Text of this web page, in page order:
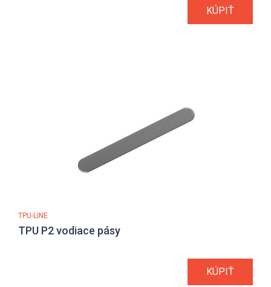
KÚPIŤ
TPU-LINE
TPU P2 vodiace pásy
KÚPIŤ